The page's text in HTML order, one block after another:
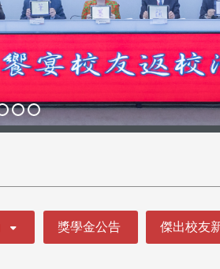
獎學金公告 傑出校友